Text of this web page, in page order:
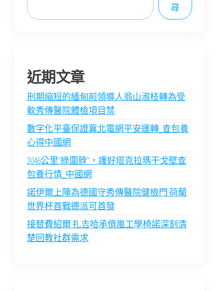
尋
近期文章
刑期縮短的緬甸前領導人翁山淑枝轉為受
軟秀傳醫院體檢項目禁
數字化平臺保證冀北電網平安運轉_查包養
心得中國網
3046公里“綠圍脖”，護好塔克拉瑪干戈壁查
包養行情_中國網
諾伊爾上陣為德國守秀傳醫院健檢門 荷蘭
世界杯首戰德派可首發
接替費紹爾 扎吉哈承億嵐工學椅諾深刻清
楚回教社群需求